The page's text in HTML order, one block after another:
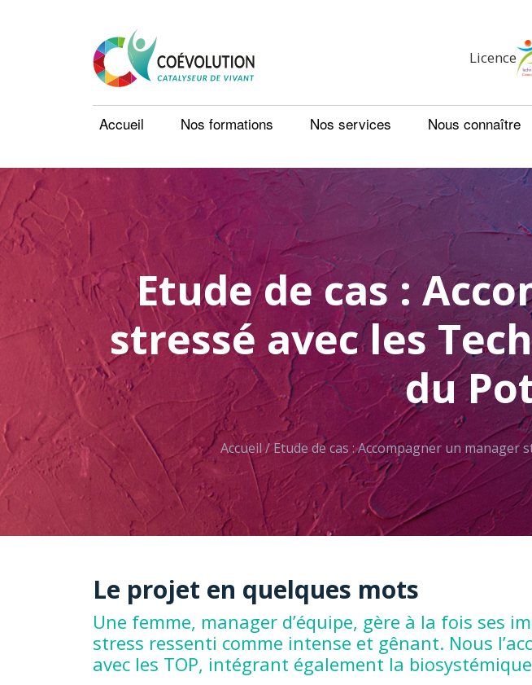
Licence
Accueil Nos formations Nos services Nous connaître
Etude de cas :
stressé avec les
du
Accueil/Etude de cas : Accompagner un manager
Le projet en quelques mots
Une femme, manager d’équipe, gère à la fois ses
stress ressenti comme intense et gênant. Nous
avec les TOP, intégrant également la